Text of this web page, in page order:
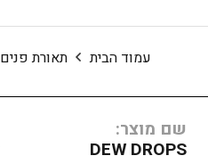
עמוד הבית תאורת פנים
שם מוצר:
DEW DROPS